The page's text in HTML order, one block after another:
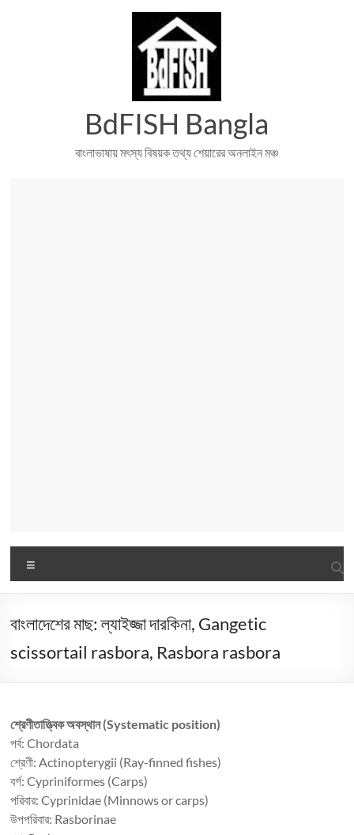
BdFISH Bangla
বাংলাভাষায় মৎস্য বিষয়ক তথ্য শেয়ারের অনলাইন মঞ্চ
বাংলাদেশের মাছ: ল্যাইজ্জা দারকিনা, Gangetic
scissortail rasbora, Rasbora rasbora
শ্রেণীতাত্ত্বিক অবস্থান (Systematic position)
পর্ব: Chordata
শ্রেণী: Actinopterygii (Ray-finned fishes)
বর্গ: Cypriniformes (Carps)
পরিবার: Cyprinidae (Minnows or carps)
উপপরিবার: Rasborinae